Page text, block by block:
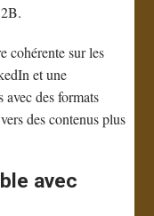
cohérente sur les
et une
avec des formats
des contenus plus
avec